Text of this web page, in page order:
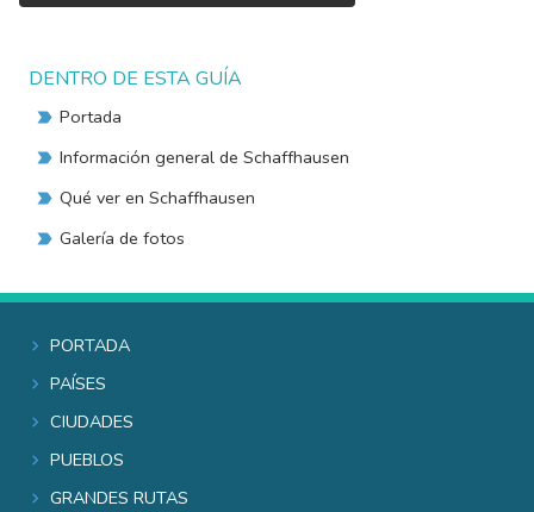
DENTRO DE ESTA GUÍA
Portada
Información general de Schaffhausen
Qué ver en Schaffhausen
Galería de fotos
Portada
Países
Ciudades
Pueblos
Grandes rutas